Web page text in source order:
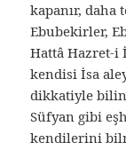
kapanır,
Ebubekirler,
Hattâ Hazret-i
kendisi İsa
dikkatiyle
Süfyan gibi
kendilerini